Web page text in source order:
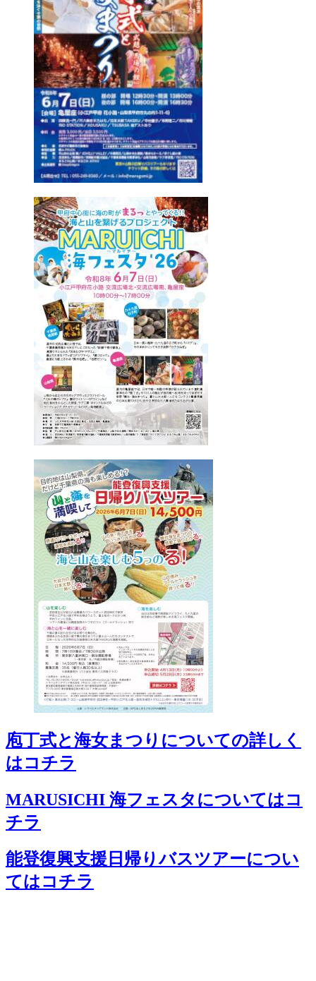
庖丁式と海女まつりについての詳しく
はコチラ
MARUSICHI 海フェスタについてはコ
チラ
能登復興支援日帰りバスツアーについ
てはコチラ